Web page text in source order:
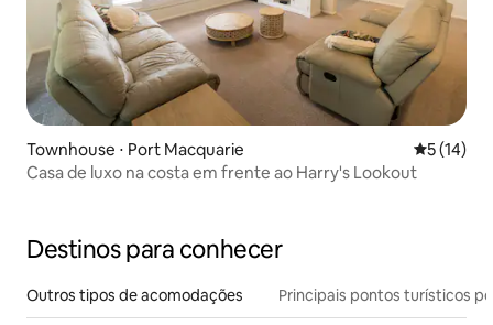
Townhouse ⋅ Port Macquarie 5 de uma
5 (14)
Casa de luxo na costa em frente ao Harry's Lookout
Destinos para conhecer
Outros tipos de acomodações Principais pontos turísticos